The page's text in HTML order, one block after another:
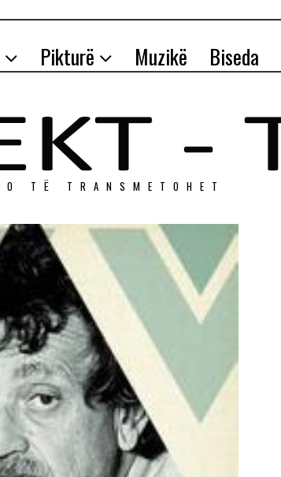
Pikturë Muzikë Biseda
TЁ TRANSMETOHET